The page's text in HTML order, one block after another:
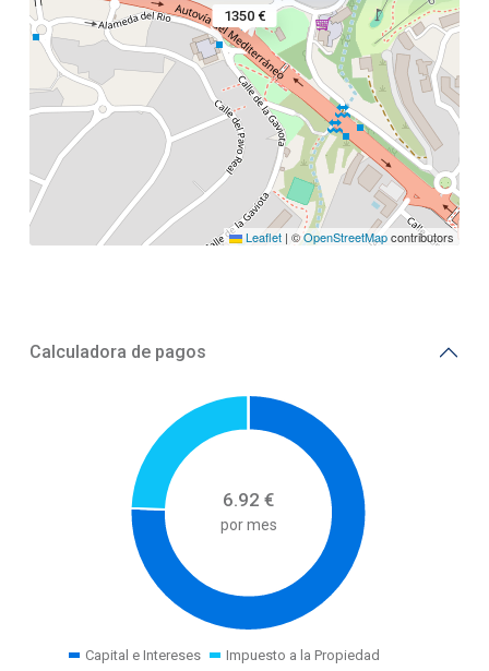
1350 €
Leaflet | ©OpenStreetMapcontributors
Calculadora de pagos
6.92 €
por mes
Capital e Intereses Impuesto a la Propiedad